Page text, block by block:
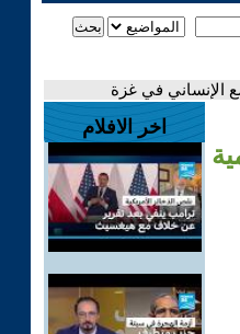
الإنساني في غزة
اخر الافلام